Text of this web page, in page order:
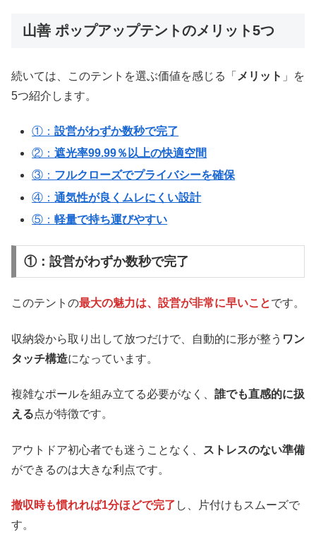
山善 ポップアップテントのメリット5つ
続いては、このテントを選ぶ価値を感じる「 メリット 」を
5つ紹介します。
①：設営がわずか数秒で完了
②：遮光率99.99％以上の快適空間
③： フルクローズでプライバシーを確保
④：通気性が良くムレにくい設計
⑤：軽量で持ち運びやすい
①：設営がわずか数秒で完了
このテントの最大の魅力は、設営が非常に早いことです。
収納袋から取り出して放つだけで、自動的に形が整う ワン
タッチ構造になっています。
複雑なポールを組み立てる必要がなく、 誰でも直感的に扱
える点が特徴です。
アウトドア初心者でも迷うことなく、
ストレスのない準備
ができるのは大きな利点です。
撤収時も慣れれば1分ほどで完了 し、片付けもスムーズで
す。